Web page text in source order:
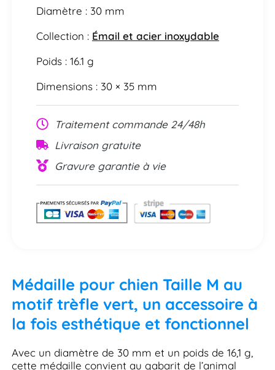
Diamètre : 30 mm
Collection : Émail et acier inoxydable
Poids : 16.1 g
Dimensions : 30 × 35 mm
Traitement commande 24/48h
Livraison gratuite
Gravure garantie à vie
Médaille pour chien Taille M au
motif trèfle vert, un accessoire à
la fois esthétique et fonctionnel
Avec un diamètre de 30 mm et un poids de 16,1 g,
cette médaille convient au gabarit de l’animal